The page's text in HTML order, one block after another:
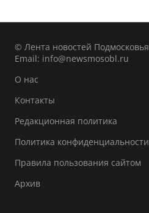
© Лента новостей Подмосковья
Email: info@newsmosobl.ru
О нас
Контакты
Редакционная политика
Политика конфиденциальности
Правила пользования сайтом
Архив